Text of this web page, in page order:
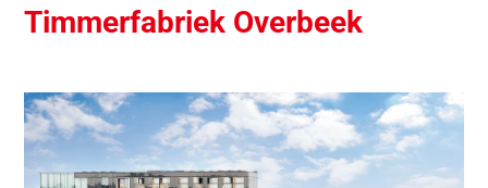
Timmerfabriek Overbeek